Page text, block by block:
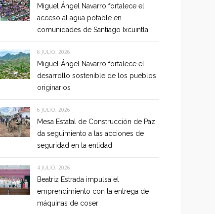
Miguel Ángel Navarro fortalece el
acceso al agua potable en
comunidades de Santiago Ixcuintla
6 JULIO, 2026
Miguel Ángel Navarro fortalece el
desarrollo sostenible de los pueblos
originarios
6 JULIO, 2026
Mesa Estatal de Construcción de Paz
da seguimiento a las acciones de
seguridad en la entidad
4 JULIO, 2026
Beatriz Estrada impulsa el
emprendimiento con la entrega de
máquinas de coser